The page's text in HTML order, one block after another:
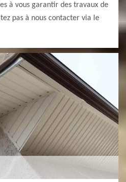
à vous garantir des travaux de
pas à nous contacter via le